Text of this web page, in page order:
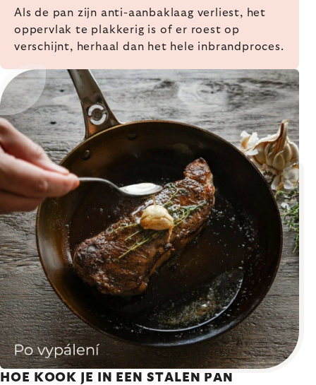
Als de pan zijn anti-aanbaklaag verliest, het
oppervlak te plakkerig is of er roest op
verschijnt, herhaal dan het hele inbrandproces.
HOE KOOK JE IN EEN STALEN PAN